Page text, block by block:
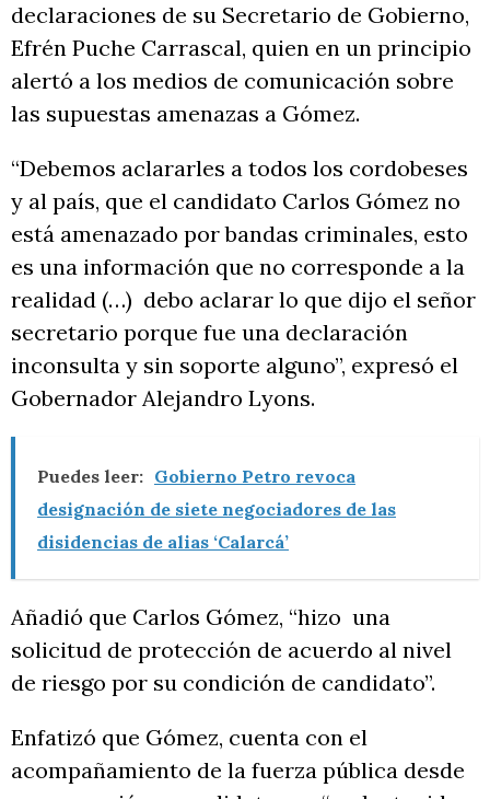
declaraciones de su Secretario de Gobierno,
Efrén Puche Carrascal, quien en un principio
alertó a los medios de comunicación sobre
las supuestas amenazas a Gómez.
“Debemos aclararles a todos los cordobeses
y al país, que el candidato Carlos Gómez no
está amenazado por bandas criminales, esto
es una información que no corresponde a la
realidad (…) debo aclarar lo que dijo el señor
secretario porque fue una declaración
inconsulta y sin soporte alguno”, expresó el
Gobernador Alejandro Lyons.
Puedes leer: Gobierno Petro revoca
designación de siete negociadores de las
disidencias de alias ‘Calarcá’
Añadió que Carlos Gómez, “hizo una
solicitud de protección de acuerdo al nivel
de riesgo por su condición de candidato”.
Enfatizó que Gómez, cuenta con el
acompañamiento de la fuerza pública desde